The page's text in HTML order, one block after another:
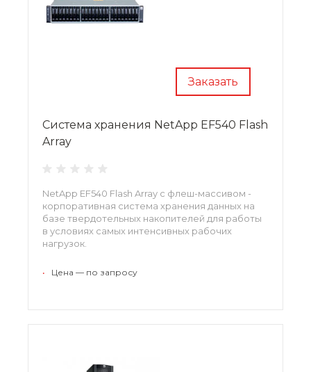
Заказать
Система хранения NetApp EF540 Flash
Array
NetApp EF540 Flash Array с флеш-массивом -
корпоративная система хранения данных на
базе твердотельных накопителей для работы
в условиях самых интенсивных рабочих
нагрузок.
• Цена — по запросу